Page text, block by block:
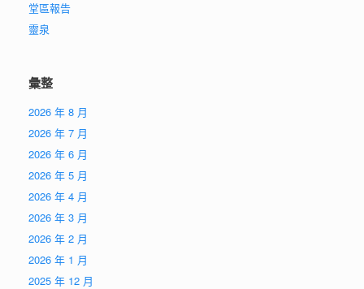
堂區報告
靈泉
彙整
2026 年 8 月
2026 年 7 月
2026 年 6 月
2026 年 5 月
2026 年 4 月
2026 年 3 月
2026 年 2 月
2026 年 1 月
2025 年 12 月